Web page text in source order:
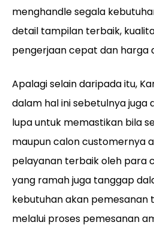
menghandle segala
detail tampilan terbaik,
pengerjaan cepat dan harga
Apalagi selain daripada itu,
dalam hal ini sebetulnya juga
lupa untuk memastikan bila
maupun calon customernya
pelayanan terbaik oleh para
yang ramah juga tanggap
kebutuhan akan pemesanan
melalui proses pemesanan